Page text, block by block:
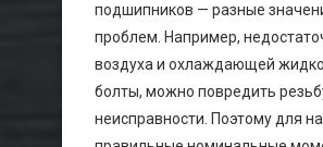
подшипников — разные
проблем. Например,
воздуха и охлаждающей
болты, можно повредить
неисправности. Поэтому для